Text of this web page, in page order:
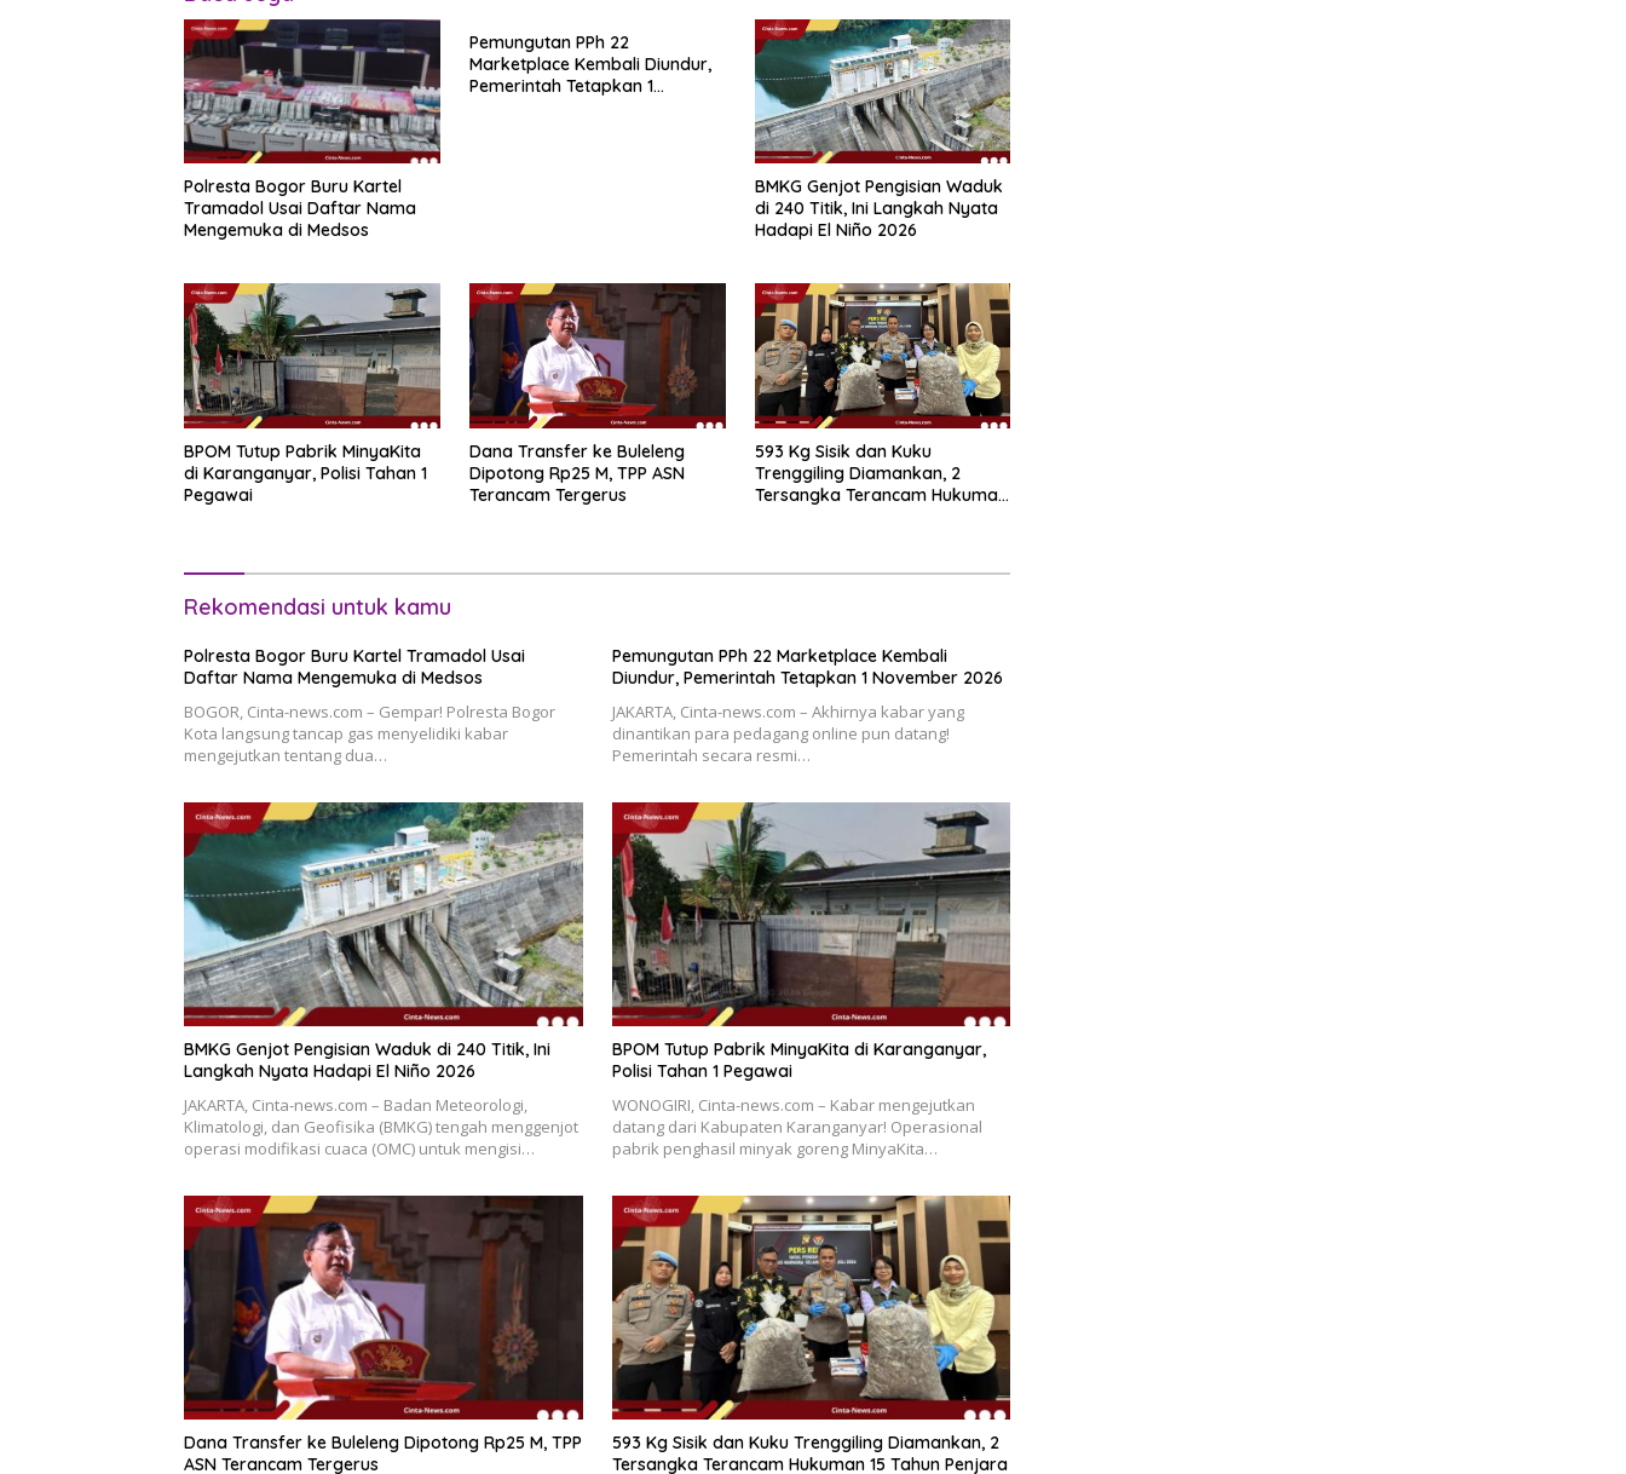
Polresta Bogor Buru Kartel
Tramadol Usai Daftar Nama
Mengemuka di Medsos
Pemungutan PPh 22
Marketplace Kembali Diundur,
Pemerintah Tetapkan 1
BMKG Genjot Pengisian Waduk
di 240 Titik, Ini Langkah Nyata
Hadapi El Niño 2026
BPOM Tutup Pabrik MinyaKita
di Karanganyar, Polisi Tahan 1
Pegawai
Dana Transfer ke Buleleng
Dipotong Rp25 M, TPP ASN
Terancam Tergerus
593 Kg Sisik dan Kuku
Trenggiling Diamankan, 2
Tersangka Terancam Hukuman
Rekomendasi untuk kamu
Polresta Bogor Buru Kartel Tramadol Usai
Daftar Nama Mengemuka di Medsos
BOGOR, Cinta-news.com – Gempar! Polresta Bogor
Kota langsung tancap gas menyelidiki kabar
mengejutkan tentang dua…
Pemungutan PPh 22 Marketplace Kembali
Diundur, Pemerintah Tetapkan 1 November 2026
JAKARTA, Cinta-news.com – Akhirnya kabar yang
dinantikan para pedagang online pun datang!
Pemerintah secara resmi…
BMKG Genjot Pengisian Waduk di 240 Titik, Ini
Langkah Nyata Hadapi El Niño 2026
JAKARTA, Cinta-news.com – Badan Meteorologi,
Klimatologi, dan Geofisika (BMKG) tengah menggenjot
operasi modifikasi cuaca (OMC) untuk mengisi…
BPOM Tutup Pabrik MinyaKita di Karanganyar,
Polisi Tahan 1 Pegawai
WONOGIRI, Cinta-news.com – Kabar mengejutkan
datang dari Kabupaten Karanganyar! Operasional
pabrik penghasil minyak goreng MinyaKita…
Dana Transfer ke Buleleng Dipotong Rp25 M, TPP
ASN Terancam Tergerus
593 Kg Sisik dan Kuku Trenggiling Diamankan, 2
Tersangka Terancam Hukuman 15 Tahun Penjara